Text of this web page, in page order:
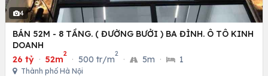
4
BÁN 52M - 8 TẦNG. ( ĐƯỜNG BƯỞI ) BA ĐÌNH. Ô TÔ KINH
DOANH
26 tỷ · 52m
2
· 500 tr/m
2
· 5m · 1
Thành phố Hà Nội